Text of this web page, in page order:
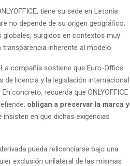
tiene su sede en Letonia
no depende de su origen geográfico.
globales, surgidos en contextos muy
inherente al modelo.
compañía sostiene que Euro-Office
licencia y la legislación internacional
concreto, recuerda que ONLYOFFICE
obligan a preservar la marca y
insisten en que dichas exigencias
pueda relicenciarse bajo una
exclusión unilateral de las mismas